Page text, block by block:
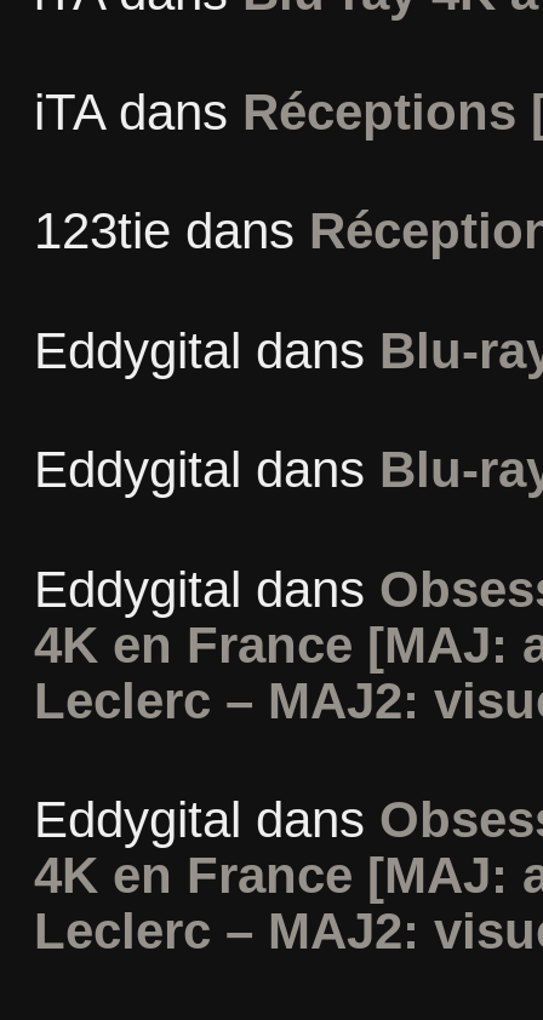
iTAdans Réceptions
123tie dans
Eddygital dans Blu-
Eddygital dans Blu-
Eddygital dans
4K en France [MAJ:
Leclerc – MAJ2:
Eddygital dans
4K en France [MAJ:
Leclerc – MAJ2: